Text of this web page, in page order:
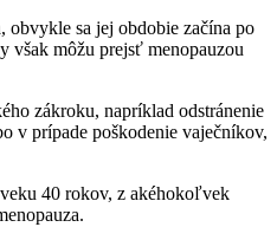
obvykle sa jej obdobie začína po
však môžu prejsť menopauzou
zákroku, napríklad odstránenie
v prípade poškodenie vaječníkov,
40 rokov, z akéhokoľvek